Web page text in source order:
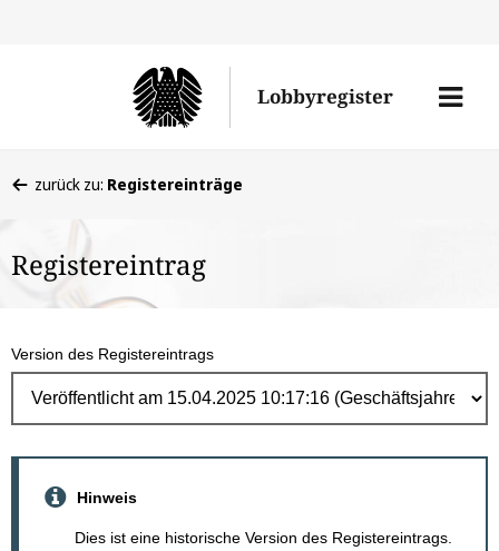
Lobbyregister
Menü
befinden
hier:
zurück zu: Registereinträge
Registereintrag
Version des Registereintrags
Hinweis
Dies ist eine historische Version des Registereintrags.